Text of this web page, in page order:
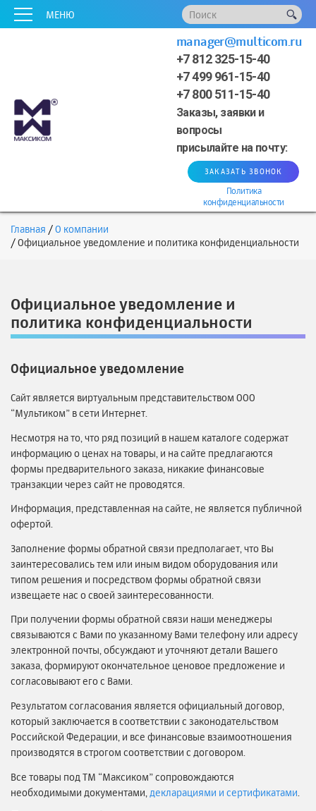
МЕНЮ
+7 812 325-15-40
+7 499 961-15-40
+7 800 511-15-40
Заказы, заявки и
вопросы
присылайте на почту:
manager@multicom.ru
ЗАКАЗАТЬ ЗВОНОК
Политика
конфиденциальности
Главная
О компании
Официальное уведомление и политика конфиденциальности
Официальное уведомление и
политика конфиденциальности
Официальное уведомление
Сайт является виртуальным представительством ООО
“Мультиком” в сети Интернет.
Несмотря на то, что ряд позиций в нашем каталоге содержат
информацию о ценах на товары, и на сайте предлагаются
формы предварительного заказа, никакие финансовые
транзакции через сайт не проводятся.
Информация, представленная на сайте, не является публичной
офертой.
Заполнение формы обратной связи предполагает, что Вы
заинтересовались тем или иным видом оборудования или
типом решения и посредством формы обратной связи
извещаете нас о своей заинтересованности.
При получении формы обратной связи наши менеджеры
связываются с Вами по указанному Вами телефону или адресу
электронной почты, обсуждают и уточняют детали Вашего
заказа, формируют окончательное ценовое предложение и
согласовывают его с Вами.
Результатом согласования является официальный договор,
который заключается в соответствии с законодательством
Российской Федерации, и все финансовые взаимоотношения
производятся в строгом соответствии с договором.
Все товары под ТМ “Максиком” сопровождаются
необходимыми документами, декларациями и сертификатами
xxxxx